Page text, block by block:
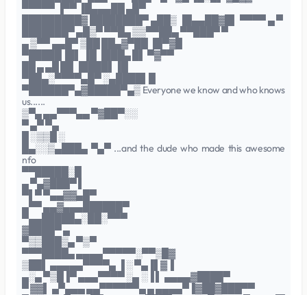
▀▀▀▀▀ ▐▀▀ ▐█▄▄▄██ ▄█▀
█████████▓ ████████▀ ▄██▒ ▐█▄▄██▓█▌ ▀▀▀▀ ▄ ▀
███████▀ ▄█▒▀ ▀▀█▄ ▒▒▀▀██▄ ▀▀███▀ ▀
▄ ▒▀▀ ▄▄█▀ ▒██ ██▄▓▀██ ▐█▀▓█
▀█████▐█▌ ▐█ ▐███▄ █▌ ▀▓▀▀
██ ▄ ▄█ ██ ▐████▌▐█
▀██▄░▀▀▀▀▄█▀ ░▄████▌█
▀██████▀▄▓█████▀▄▒ Everyone we know and who knows
us......
▒▀▄ ▄▄▀▀▀▄▄ ▀▓██▀░░
▀ ▄▀ ▀▄
█ ░▒▒█ ░
█▄░░▒▄███▄ ▀▄▀ ...and the dude who made this awesome
nfo
▀▀█████░█
▄ ▀▄▓███▀ ▌
▀▌▀ ▀▄▄▓▓▄█▀
▄▀▀ ▄▄▓▄▄▄██████▀
▀▄▄█████▄░██░▀▀▀
▓████▀ ▄
▀▒▒███▒▄ ▀▒▀
▀▀▀████▄ ▄▄▄▄▀▀▀▀▀░▀▀▒█▓
▒██▌ ▄▄▄▄▄▀▀▀▀▄ ▐ ░ ▀▄▐▌▓▐
▄░▄ ▀▒█▐▀ ▄▄▄▀▀▀▀ ░▄ ░▐ ▌ ▄▄▄▄▓████▀
▀ ▓▓▌ ▄▀▄▄▄ ▄▄▀▀▀▀▀▀▄ ▄ ▄▄▄▄▀▐▓██▓███▀▀